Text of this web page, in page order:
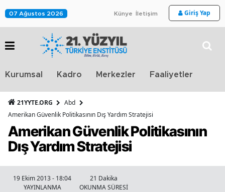
07 Ağustos 2026 Künye İletişim Giriş Yap
Kurumsal Kadro Merkezler Faaliyetler
21YYTE.ORG
Abd
Amerikan Güvenlik Politikasının Dış Yardım Stratejisi
Amerikan Güvenlik Politikasının
Dış Yardım Stratejisi
19 Ekim 2013 - 18:04
YAYINLANMA
21 Dakika
OKUNMA SÜRESİ